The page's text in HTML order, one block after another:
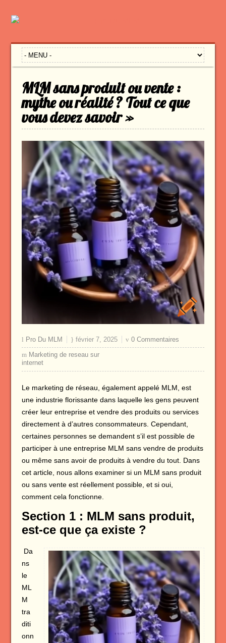
MLM sans produit ou vente :
mythe ou réalité ? Tout ce que
vous devez savoir »
Pro Du MLM février 7, 2025
0 Commentaires
Marketing de reseau sur
internet
Le marketing de réseau, également appelé MLM, est
une industrie florissante dans laquelle les gens peuvent
créer leur entreprise et vendre des produits ou services
directement à d’autres consommateurs. Cependant,
certaines personnes se demandent s’il est possible de
participer à une entreprise MLM sans vendre de produits
ou même sans avoir de produits à vendre du tout. Dans
cet article, nous allons examiner si un MLM sans produit
ou sans vente est réellement possible, et si oui,
comment cela fonctionne.
Section 1 : MLM sans produit,
est-ce que ça existe ?
Da
ns
le
ML
M
tra
diti
onn